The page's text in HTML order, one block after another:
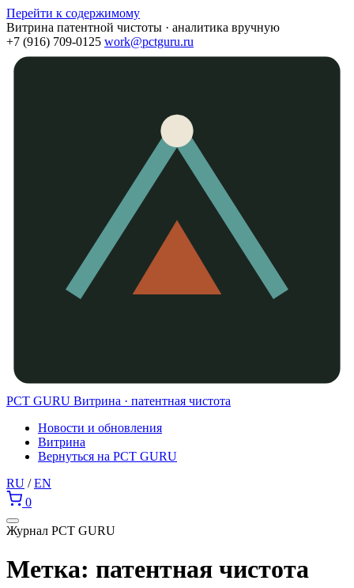
Перейти к содержимому
Витрина патентной чистоты · аналитика вручную
+7 (916) 709-0125 work@pctguru.ru
PCT GURU Витрина · патентная чистота
Новости и обновления
Витрина
Вернуться на PCT GURU
RU / EN
0
Журнал PCT GURU
Метка: патентная чистота